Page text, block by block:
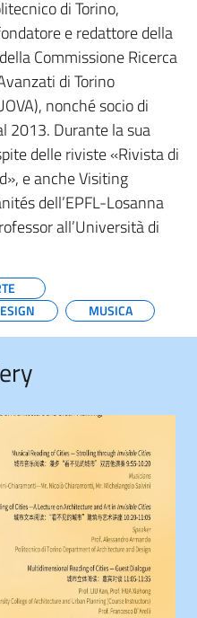
di Torino,
e redattore della
Commissione Ricerca
di Torino
nonché socio di
2013. Durante la sua
delle riviste «Rivista di
e anche Visiting
dell’EPFL-Losanna
all’Università di
MUSICA